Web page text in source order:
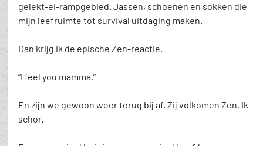
gelekt-ei-rampgebied. Jassen, schoenen en sokken die
mijn leefruimte tot survival uitdaging maken.
Dan krijg ik de epische Zen-reactie.
“I feel you mamma.”
En zijn we gewoon weer terug bij af. Zij volkomen Zen. Ik
schor.